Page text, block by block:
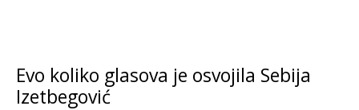
Evo koliko glasova je osvojila Sebija
Izetbegović